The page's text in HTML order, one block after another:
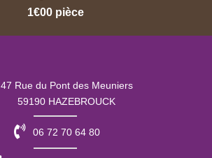
1€00 pièce
47 Rue du Pont des Meuniers
59190 HAZEBROUCK
06 72 70 64 80